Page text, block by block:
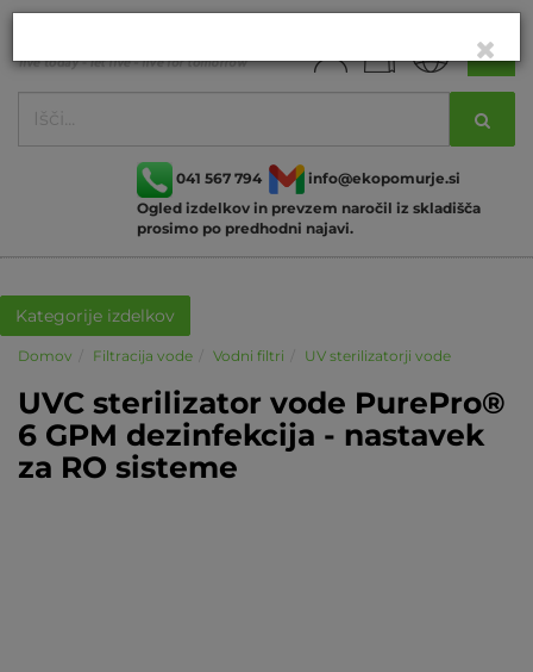
041 567 794
info@ekopomurje.si
Ogled izdelkov in prevzem naročil iz skladišča
prosimo po predhodni najavi.
Kategorije izdelkov
Domov Filtracija vode Vodni filtri UV sterilizatorji vode
UVC sterilizator vode PurePro®
6 GPM dezinfekcija - nastavek
za RO sisteme